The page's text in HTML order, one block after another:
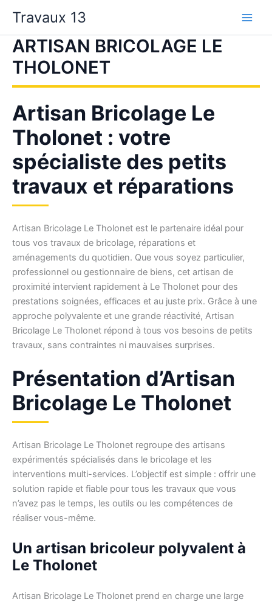
contenu
Travaux 13
ARTISAN BRICOLAGE LE
THOLONET
Artisan Bricolage Le
Tholonet : votre
spécialiste des petits
travaux et réparations
Artisan Bricolage Le Tholonet est le partenaire idéal pour
tous vos travaux de bricolage, réparations et
aménagements du quotidien. Que vous soyez particulier,
professionnel ou gestionnaire de biens, cet artisan de
proximité intervient rapidement à Le Tholonet pour des
prestations soignées, efficaces et au juste prix. Grâce à une
approche polyvalente et une grande réactivité, Artisan
Bricolage Le Tholonet répond à tous vos besoins de petits
travaux, sans contraintes ni mauvaises surprises.
Présentation d’Artisan
Bricolage Le Tholonet
Artisan Bricolage Le Tholonet regroupe des artisans
expérimentés spécialisés dans le bricolage et les
interventions multi-services. L’objectif est simple : offrir une
solution rapide et fiable pour tous les travaux que vous
n’avez pas le temps, les outils ou les compétences de
réaliser vous-même.
Un artisan bricoleur polyvalent à
Le Tholonet
Artisan Bricolage Le Tholonet prend en charge une large